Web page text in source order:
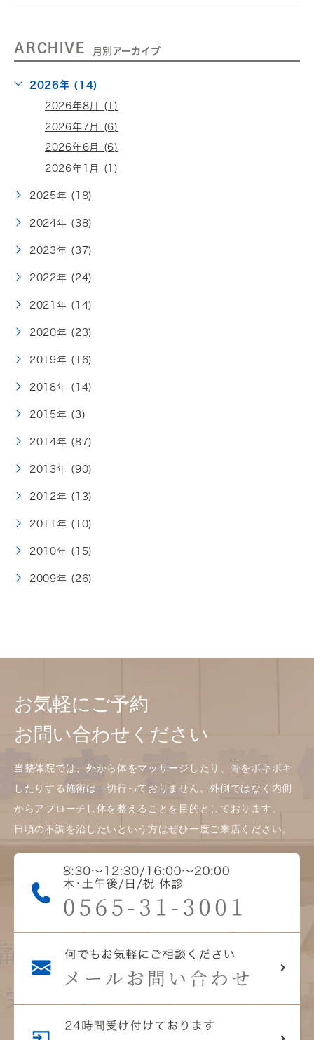
ARCHIVE 月別アーカイブ
2026年 (14)
2026年8月 (1)
2026年7月 (6)
2026年6月 (6)
2026年1月 (1)
2025年 (18)
2024年 (38)
2023年 (37)
2022年 (24)
2021年 (14)
2020年 (23)
2019年 (16)
2018年 (14)
2015年 (3)
2014年 (87)
2013年 (90)
2012年 (13)
2011年 (10)
2010年 (15)
2009年 (26)
お気軽にご予約
お問い合わせください
当整体院では、外から体をマッサージしたり、骨をボキボキ
したりする施術は一切行っておりません。外側ではなく内側
からアプローチし体を整えることを目的としております。
日頃の不調を治したいという方はぜひ一度ご来店ください。